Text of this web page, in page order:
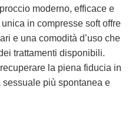
moderno, efficace e
in compresse soft offre
e una comodità d’uso che
trattamenti disponibili.
la piena fiducia in
più spontanea e